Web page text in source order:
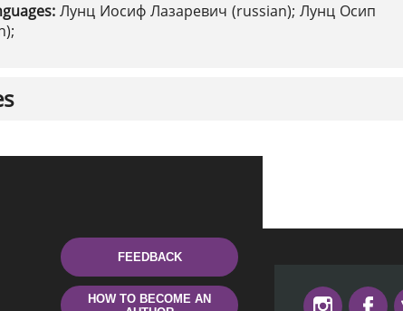
Лунц Иосиф Лазаревич (russian); Лунц Осип
FEEDBACK
HOW TO BECOME AN